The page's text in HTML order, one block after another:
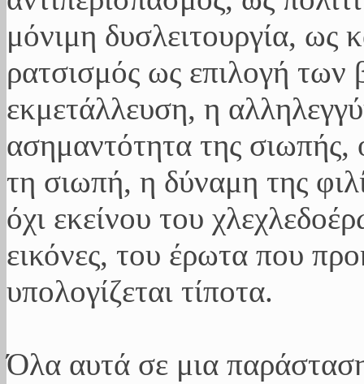
μόνιμη δυσλειτουργία, ως
ρατσισμός ως επιλογή
εκμετάλλευση, η
ασημαντότητα της σιωπής,
τη σιωπή, η δύναμη της
όχι εκείνου του
εικόνες, του έρωτα που
υπολογίζεται τίποτα.
Όλα αυτά σε μια